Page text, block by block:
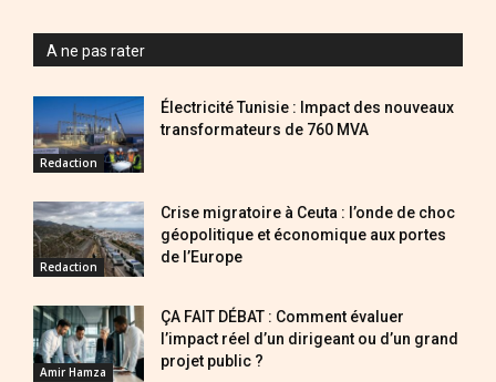
A ne pas rater
Redaction
Électricité Tunisie : Impact des nouveaux
transformateurs de 760 MVA
Redaction
Crise migratoire à Ceuta : l’onde de choc
géopolitique et économique aux portes
de l’Europe
Amir Hamza
ÇA FAIT DÉBAT : Comment évaluer
l’impact réel d’un dirigeant ou d’un grand
projet public ?